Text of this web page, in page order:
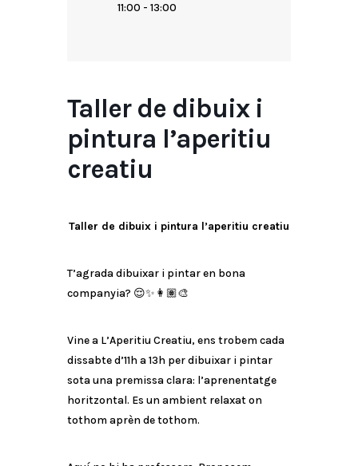
11:00 - 13:00
Taller de dibuix i
pintura l’aperitiu
creatiu
Taller de dibuix i pintura l’aperitiu creatiu
T’agrada dibuixar i pintar en bona
companyia? 😌✨👩🏽‍🎨
Vine a L’Aperitiu Creatiu, ens trobem cada
dissabte d’11h a 13h per dibuixar i pintar
sota una premissa clara: l’aprenentatge
horitzontal. Es un ambient relaxat on
tothom aprèn de tothom.